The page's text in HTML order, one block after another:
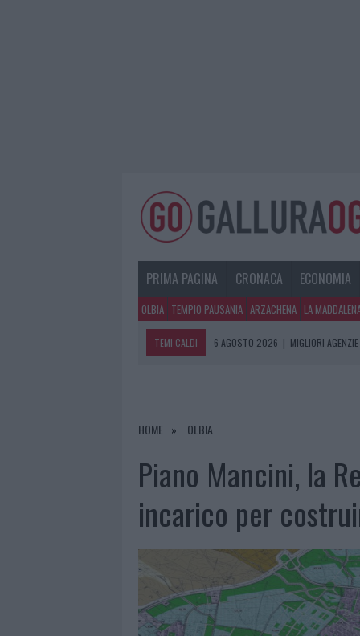
PRIMA PAGINA CRONACA ECONOMIA
OLBIA TEMPIO PAUSANIA ARZACHENA LA
TEMI CALDI 6 AGOSTO 2026 | MIGLIORI
6 AGOSTO 2026
6 AGOSTO 2026
NUOVO SPORTELLO RIFIUTI A
HOME OLBIA
Piano Mancini, la
incarico per